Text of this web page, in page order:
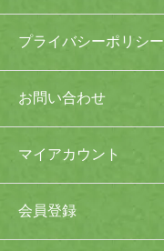
プライバシーポリシー
お問い合わせ
マイアカウント
会員登録